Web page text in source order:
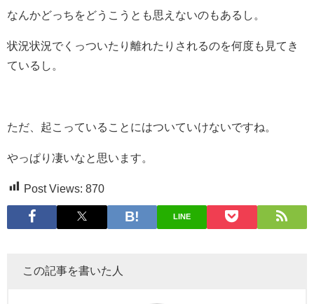
なんかどっちをどうこうとも思えないのもあるし。
状況状況でくっついたり離れたりされるのを何度も見てき
ているし。
ただ、起こっていることにはついていけないですね。
やっぱり凄いなと思います。
Post Views: 870
LINE
この記事を書いた人